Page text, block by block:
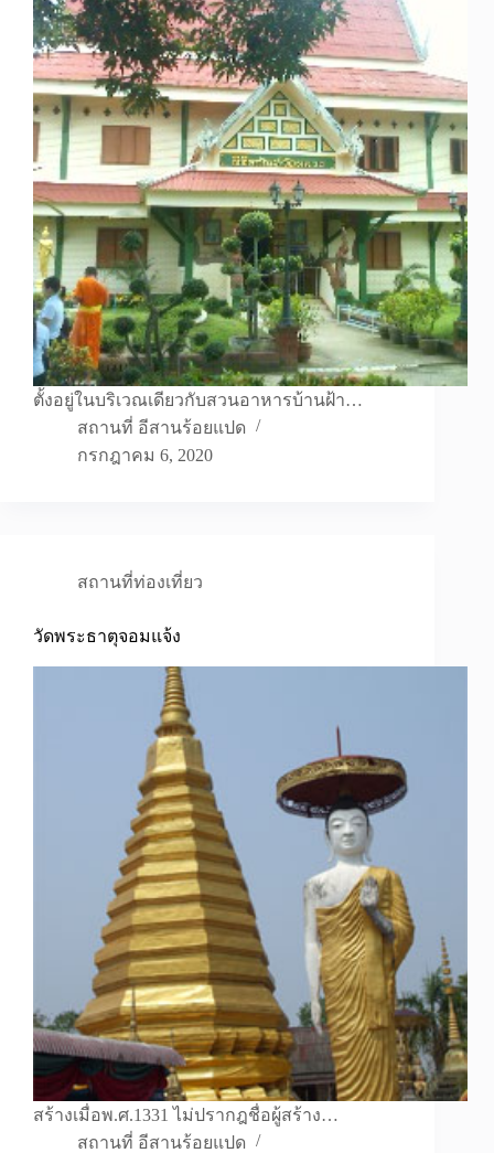
ตั้งอยู่ในบริเวณเดียวกับสวนอาหารบ้านฝ้า…
สถานที่ อีสานร้อยแปด
กรกฎาคม 6, 2020
สถานที่ท่องเที่ยว
วัดพระธาตุจอมแจ้ง
สร้างเมื่อพ.ศ.1331 ไม่ปรากฎชื่อผู้สร้าง…
สถานที่ อีสานร้อยแปด